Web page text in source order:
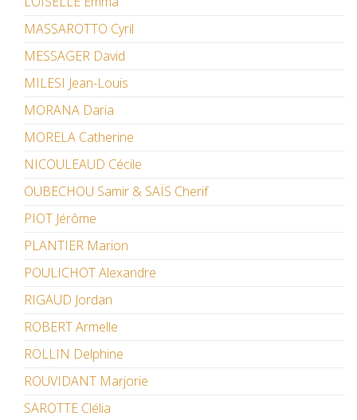
MASSAROTTO Cyril
MESSAGER David
MILESI Jean-Louis
MORANA Daria
MORELA Catherine
NICOULEAUD Cécile
OUBECHOU Samir & SAÏS Cherif
PIOT Jérôme
PLANTIER Marion
POULICHOT Alexandre
RIGAUD Jordan
ROBERT Armelle
ROLLIN Delphine
ROUVIDANT Marjorie
SAROTTE Clélia